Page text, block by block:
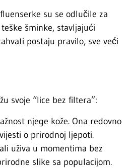
su se odlučile za
šminke, stavljajući
postaju pravilo, sve veći
svoje “lice bez filtera”:
njege kože. Ona redovno
o prirodnoj ljepoti.
uživa u momentima bez
slike sa populacijom.